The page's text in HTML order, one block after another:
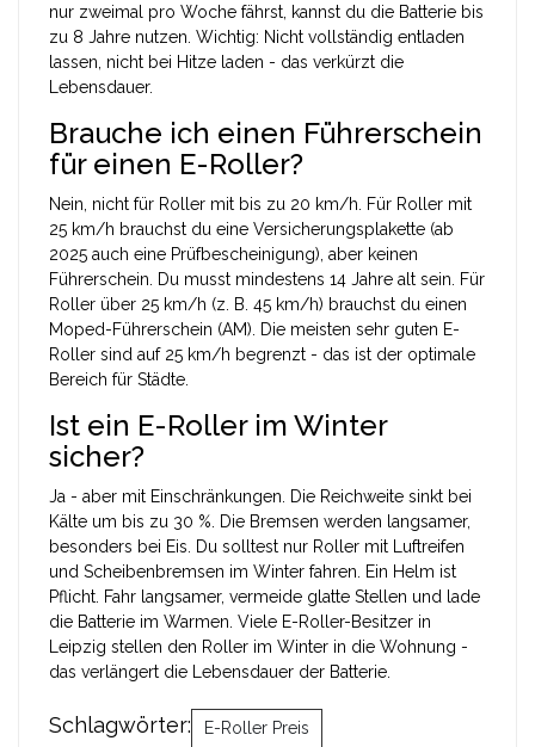
nur zweimal pro Woche fährst, kannst du die Batterie bis
zu 8 Jahre nutzen. Wichtig: Nicht vollständig entladen
lassen, nicht bei Hitze laden - das verkürzt die
Lebensdauer.
Brauche ich einen Führerschein
für einen E-Roller?
Nein, nicht für Roller mit bis zu 20 km/h. Für Roller mit
25 km/h brauchst du eine Versicherungsplakette (ab
2025 auch eine Prüfbescheinigung), aber keinen
Führerschein. Du musst mindestens 14 Jahre alt sein. Für
Roller über 25 km/h (z. B. 45 km/h) brauchst du einen
Moped-Führerschein (AM). Die meisten sehr guten E-
Roller sind auf 25 km/h begrenzt - das ist der optimale
Bereich für Städte.
Ist ein E-Roller im Winter
sicher?
Ja - aber mit Einschränkungen. Die Reichweite sinkt bei
Kälte um bis zu 30 %. Die Bremsen werden langsamer,
besonders bei Eis. Du solltest nur Roller mit Luftreifen
und Scheibenbremsen im Winter fahren. Ein Helm ist
Pflicht. Fahr langsamer, vermeide glatte Stellen und lade
die Batterie im Warmen. Viele E-Roller-Besitzer in
Leipzig stellen den Roller im Winter in die Wohnung -
das verlängert die Lebensdauer der Batterie.
Schlagwörter: E-Roller Preis